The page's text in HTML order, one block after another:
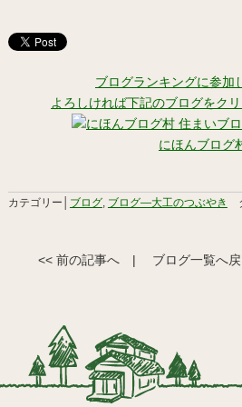
ブログランキングに参加
よろしければ下記のブログをク
にほんブログ
カテゴリー│ ブログ, ブログ―大工のつぶやき
<< 前の記事へ | ブログ一覧へ戻